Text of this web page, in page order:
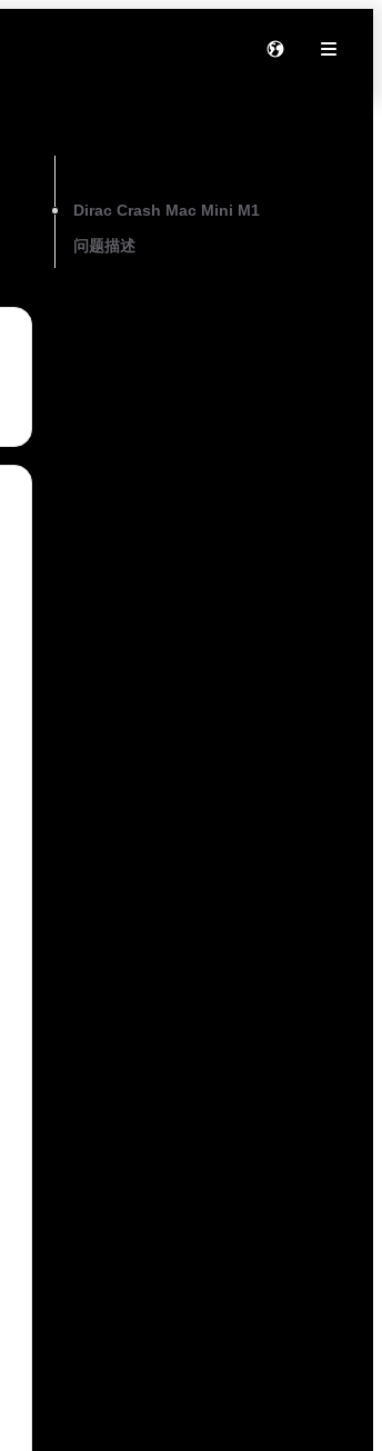
Dirac Crash Mac Mini M1
问题描述